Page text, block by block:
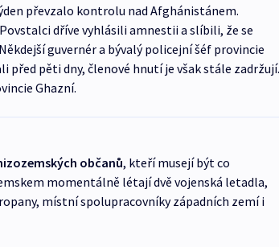
převzalo kontrolu nad Afghánistánem.
dříve vyhlásili amnestii a slíbili, že se
guvernér a bývalý policejní šéf provincie
před pěti dny, členové hnutí je však stále zadržují.
Ghazní.
občanů, kteří musejí být co
momentálně létají dvě vojenská letadla,
místní spolupracovníky západních zemí i